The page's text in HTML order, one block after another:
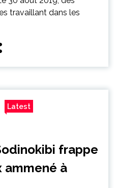
travaillant dans les
Latest
frappe
ammené à